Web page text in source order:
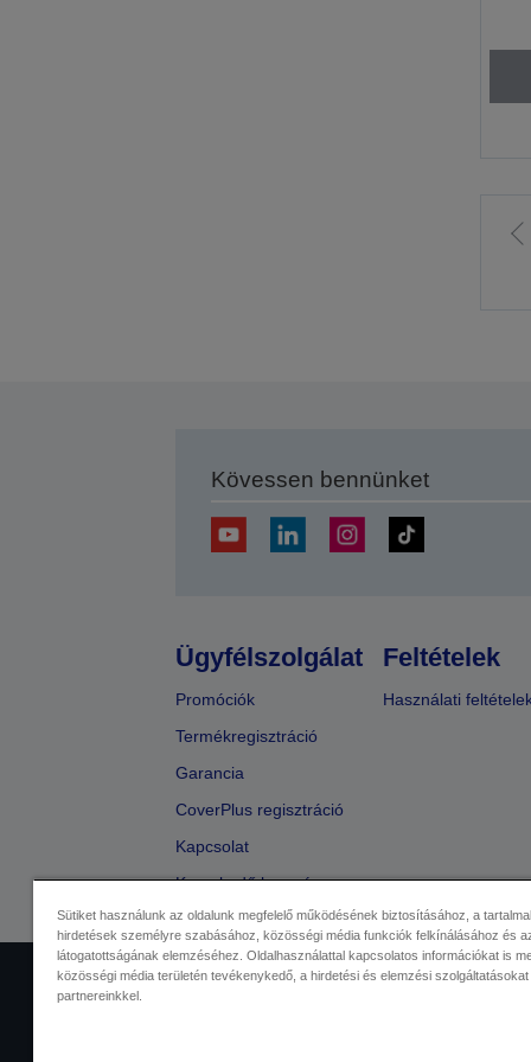
Kövessen bennünket
Ügyfélszolgálat
Promóciók
Termékregisztráció
Garancia
CoverPlus regisztráció
Kapcsolat
Kereskedő keresése
Feltételek
Használati
Kereskedelmi központ
Sütiket használunk az oldalunk megfelelő működésének biztosításához, a
hirdetések személyre szabásához, közösségi média funkciók felkínálásához és
látogatottságának elemzéséhez. Oldalhasználattal kapcsolatos információkat is
közösségi média területén tevékenykedő, a hirdetési és elemzési szolgáltatásokat
partnereinkkel.